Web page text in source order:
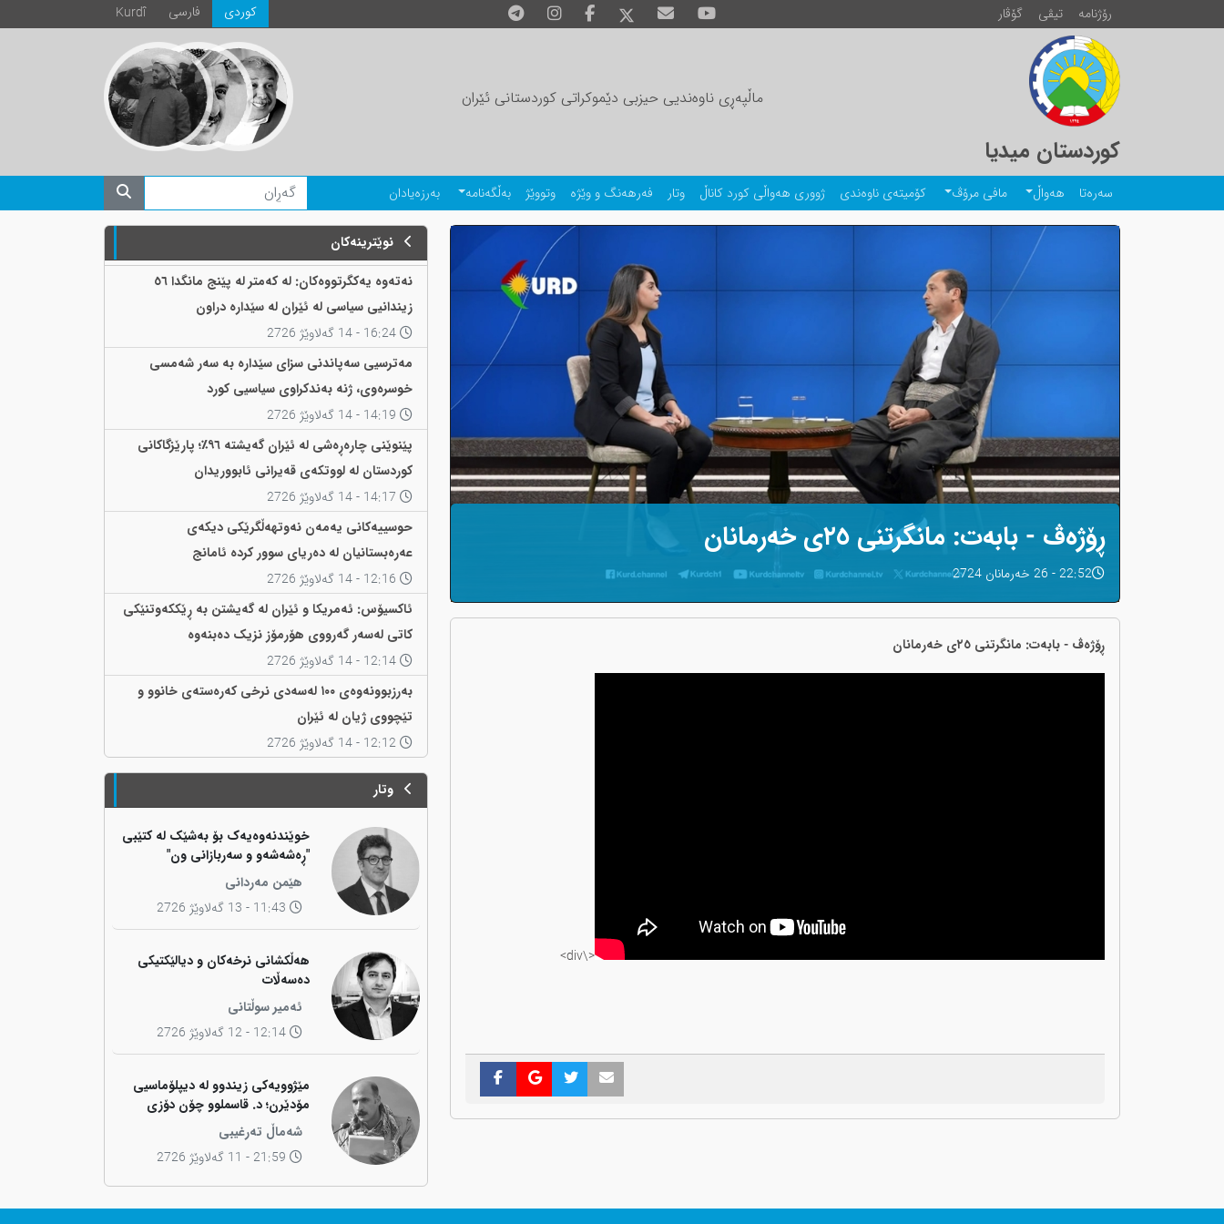
رۆژنامە تیڤی گۆڤار Kurdî فارسی كوردی
کوردستان میدیا
ماڵپەڕی ناوەندیی حیزبی دێموکراتی کوردستانی ئێران
سەرەتا هەواڵ مافی مرۆڤ کۆمیتەی ناوەندی ژووری هەواڵی کورد کاناڵ وتار فەرهەنگ و وێژە وتووێژ بەڵگەنامە بەرزەیادان
ڕۆژەڤ - بابەت: مانگرتنی ٢٥ی خەرمانان
22:52 - 26 خەرمانان 2724
ڕۆژەڤ - بابەت: مانگرتنی ٢٥ی خەرمانان
<\div>
نوێترینەکان
نەتەوە یەکگرتووەکان: لە کەمتر لە پێنج مانگدا ٥٦
زیندانیی سیاسی لە ئێران لە سێدارە دراون
مەترسیی سەپاندنی سزای سێدارە بە سەر شەمسی
خوسرەوی، ژنە بەندکراوی سیاسیی کورد
پێنوێنی چارەڕەشی لە ئێران گەیشتە ٩٦٪؛ پارێزگاکانی
کوردستان لە لووتکەی قەیرانی ئابووریدان
حوسییەکانی یەمەن نەوتهەڵگرێکی دیکەی
عەرەبستانیان لە دەریای سوور کردە ئامانج
ئاکسیۆس: ئەمریکا و ئێران لە گەیشتن بە ڕێککەوتنێکی
کاتی لەسەر گەرووی هۆرمۆز نزیک دەبنەوە
بەرزبوونەوەی ١٠٠ لەسەدی نرخی کەرەستەی خانوو و
تێچووی ژیان لە ئێران
وتار
خوێندنەوەیەک بۆ بەشێک لە کتێبی
"ڕەشەشەو و سەربازانی ون"
هێمن مەردانی
11:43 - 13 گەلاوێژ 2726
هەڵکشانی نرخەکان و دیالێکتیکی
دەسەڵات
ئەمیر سوڵتانی
12:14 - 12 گەلاوێژ 2726
مێژوویەکی زیندوو لە دیپلۆماسیی
مۆدێرن؛ د. قاسملوو چۆن دۆزی
کوردی لە شاخەوە گواستەوە بۆ
ناوەندە بڕیاردەرەکانی جیهان؟
شەماڵ تەرغیبی
21:59 - 11 گەلاوێژ 2726